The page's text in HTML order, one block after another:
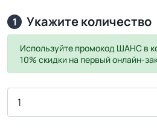
1 Укажите количество
Используйте промокод ШАНС в
10% скидки на первый онлайн-